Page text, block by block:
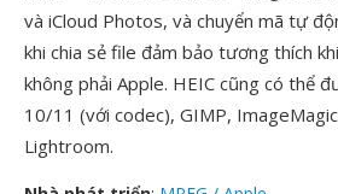
và iCloud Photos, và chuyển mã tự
khi chia sẻ file đảm bảo tương thích
không phải Apple. HEIC cũng có thể
10/11 (với codec), GIMP,
Lightroom.